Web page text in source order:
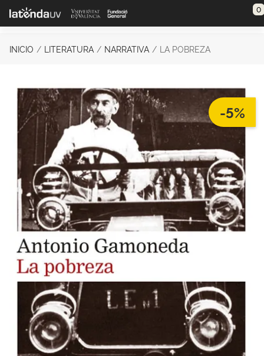
Saltar al contenido principal 0
INICIO LITERATURA NARRATIVA LA POBREZA
-5%